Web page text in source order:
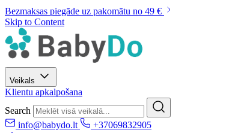
Bezmaksas piegāde uz pakomātu no 49 €
Skip to Content
Veikals
Klientu apkalpošana
Search
info@babydo.lt
+37069832905